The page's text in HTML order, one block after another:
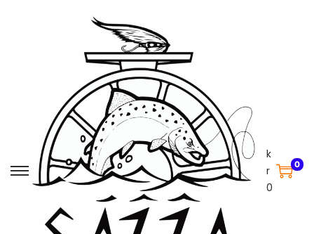
k
r
0
0